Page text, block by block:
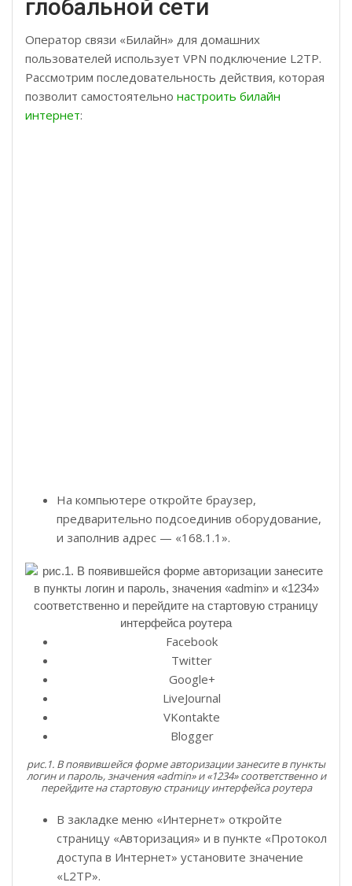
глобальной сети
Оператор связи «Билайн» для домашних
пользователей использует VPN подключение L2TP.
Рассмотрим последовательность действия, которая
позволит самостоятельно настроить билайн
интернет:
На компьютере откройте браузер,
предварительно подсоединив оборудование,
и заполнив адрес — «168.1.1».
Facebook
Twitter
Google+
LiveJournal
VKontakte
Blogger
рис.1. В появившейся форме авторизации занесите в пункты
логин и пароль, значения «admin» и «1234» соответственно и
перейдите на стартовую страницу интерфейса роутера
В закладке меню «Интернет» откройте
страницу «Авторизация» и в пункте «Протокол
доступа в Интернет» установите значение
«L2TP».